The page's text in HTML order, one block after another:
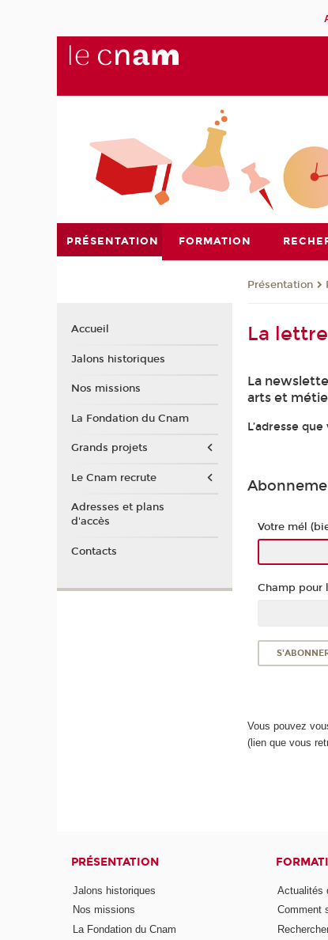
PRÉSENTATION FORMATION
Présentation
La
La
arts et
L’adresse
Votre mél
Champ pour
Vous pouvez
(lien que vous
Accueil
Jalons historiques
Nos missions
La Fondation du Cnam
Grands projets
Le Cnam recrute
Adresses et plans
d'accès
Contacts
PRÉSENTATION
Jalons historiques
Nos missions
La Fondation du Cnam
Actualités
Comment